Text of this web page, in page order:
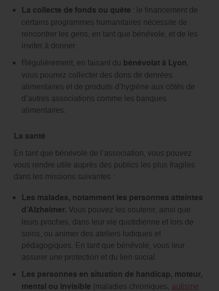
La collecte de fonds ou quête : le financement de
certains programmes humanitaires nécessite de
rencontrer les gens, en tant que bénévole, et de les
inviter à donner.
Régulièrement, en faisant du bénévolat à Lyon,
vous pourrez collecter des dons de denrées
alimentaires et de produits d’hygiène aux côtés de
d’autres associations comme les banques
alimentaires.
La santé
En tant que bénévole de l’association, vous pouvez
vous rendre utile auprès des publics les plus fragiles
dans les missions suivantes :
Les malades, notamment les personnes atteintes
d’Alzheimer. Vous pouvez les soutenir, ainsi que
leurs proches, dans leur vie quotidienne et lors de
soins, ou animer des ateliers ludiques et
pédagogiques. En tant que bénévole, vous leur
assurer une protection et du lien social.
Les personnes en situation de handicap, moteur,
mental ou invisible (maladies chroniques, autisme